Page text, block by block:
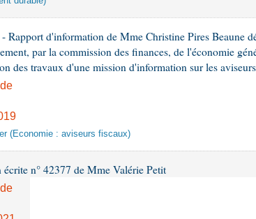
Rapport d'information de Mme Christine Pires Beaune
par la commission des finances, de l'économie
des travaux d'une mission d'information sur les
(Economie : aviseurs fiscaux)
écrite n° 42377 de Mme Valérie Petit